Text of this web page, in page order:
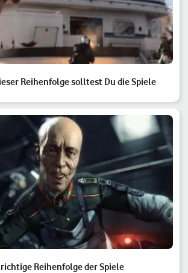
Reihenfolge solltest Du die Spiele
Reihenfolge der Spiele